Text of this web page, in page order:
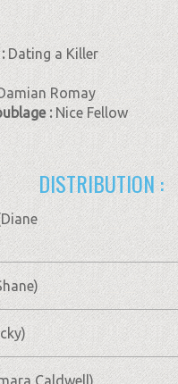
Dating a Killer
Romay
:Nice Fellow
DISTRIBUTION :
Caldwell)